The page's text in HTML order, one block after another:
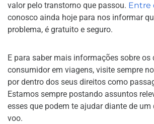
valor pelo transtorno que passou. Entre
conosco ainda hoje para nos informar
problema, é gratuito e seguro.
E para saber mais informações sobre os
consumidor em viagens, visite sempre
por dentro dos seus direitos como
Estamos sempre postando assuntos
esses que podem te ajudar diante de
voo.